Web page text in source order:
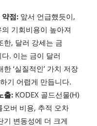
약점: 앞서 언급했듯이,
기회비용이 높아져
한, 달러 강세는 금
. 이는 금이 달러
‘실질적인’ 가치 저장
기 어렵게 만듭니다.
출: KODEX 골드선물(H)
오버 비용, 추적 오차
기 변동성에 더 크게